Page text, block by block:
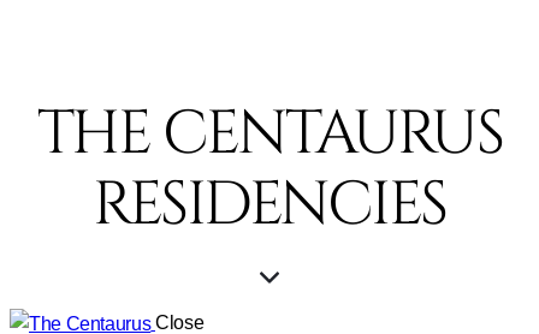
THE CENTAURUS
RESIDENCIES
Close